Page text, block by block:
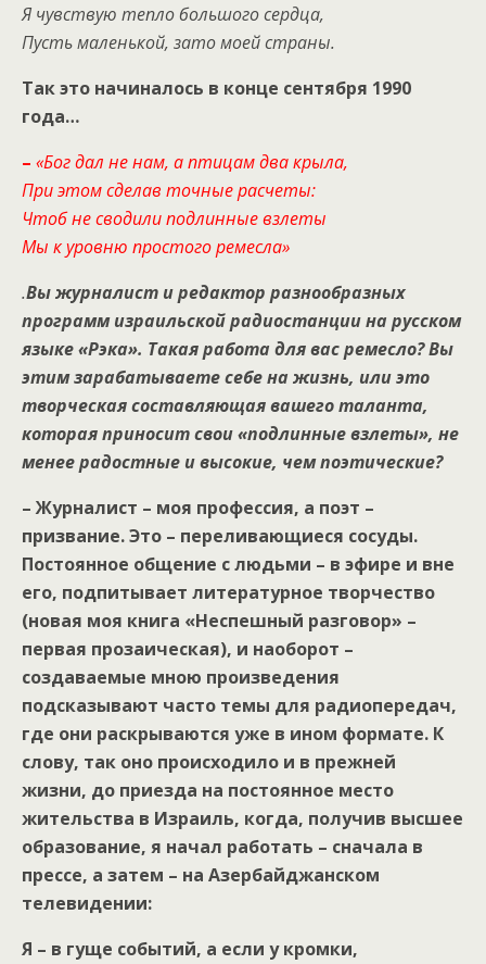
Я чувствую тепло большого сердца,
Пусть маленькой, зато моей страны.
Так это начиналось в конце сентября 1990
года…
– «Бог дал не нам, а птицам два крыла,
При этом сделав точные расчеты:
Чтоб не сводили подлинные взлеты
Мы к уровню простого ремесла»
.Вы журналист и редактор разнообразных
программ израильской радиостанции на русском
языке «Рэка». Такая работа для вас ремесло? Вы
этим зарабатываете себе на жизнь, или это
творческая составляющая вашего таланта,
которая приносит свои «подлинные взлеты», не
менее радостные и высокие, чем поэтические?
– Журналист – моя профессия, а поэт –
призвание. Это – переливающиеся сосуды.
Постоянное общение с людьми – в эфире и вне
его, подпитывает литературное творчество
(новая моя книга «Неспешный разговор» –
первая прозаическая), и наоборот –
создаваемые мною произведения
подсказывают часто темы для радиопередач,
где они раскрываются уже в ином формате. К
слову, так оно происходило и в прежней
жизни, до приезда на постоянное место
жительства в Израиль, когда, получив высшее
образование, я начал работать – сначала в
прессе, а затем – на Азербайджанском
телевидении:
Я – в гуще событий, а если у кромки,